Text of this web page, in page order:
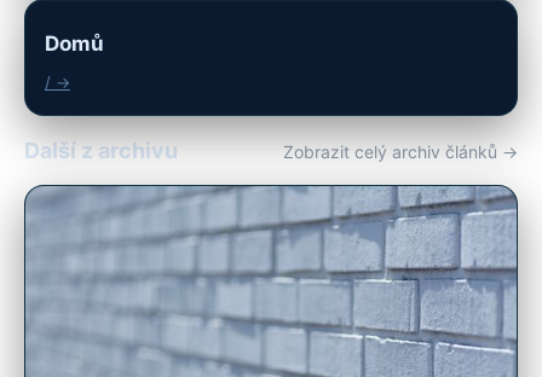
Domů
/ →
Další z archivu Zobrazit celý archiv článků →